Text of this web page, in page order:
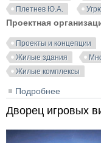
Плетнев Ю.А.
Проектная
Проекты и концепции
Жилые здания
Жилые комплексы
Подробнее
Дворец игровых